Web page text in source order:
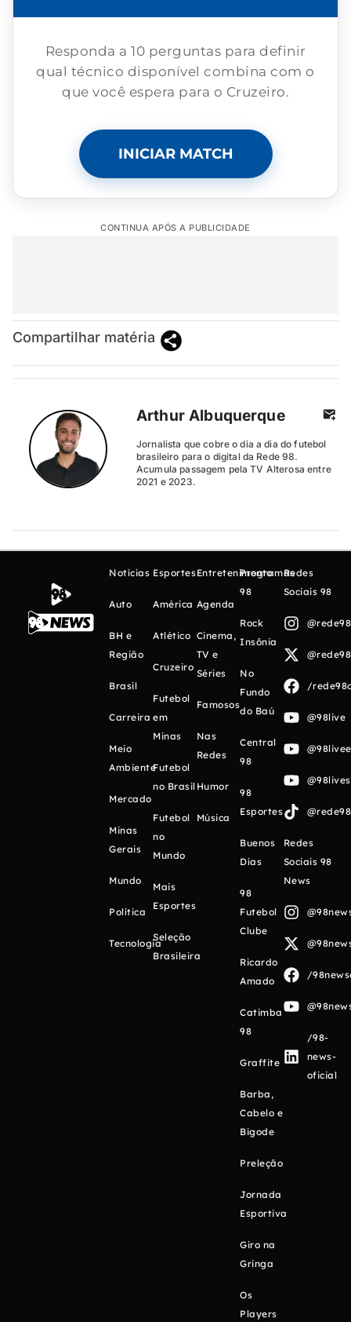
Responda a 10 perguntas para definir
qual técnico disponível combina com o
que você espera para o Cruzeiro.
INICIAR MATCH
CONTINUA APÓS A PUBLICIDADE
Compartilhar matéria
Arthur Albuquerque
Jornalista que cobre o dia a dia do futebol
brasileiro para o digital da Rede 98.
Acumula passagem pela TV Alterosa entre
2021 e 2023.
Notícias
Auto
BH e
Região
Brasil
Carreira
Meio
Ambiente
Mercado
Minas
Gerais
Mundo
Política
Tecnologia
Esportes
América
Atlético
Cruzeiro
Futebol
em
Minas
Futebol
no Brasil
Futebol
no
Mundo
Mais
Esportes
Seleção
Brasileira
Entretenimento
Agenda
Cinema,
TV e
Séries
Famosos
Nas
Redes
Humor
Música
Programas
98
Rock
Insônia
No
Fundo
do Baú
Central
98
98
Esportes
Buenos
Días
98
Futebol
Clube
Ricardo
Amado
Catimba
98
Graffite
Barba,
Cabelo e
Bigode
Preleção
Jornada
Esportiva
Giro na
Gringa
Os
Players
Redes
Sociais 98
/
@98live
Redes
Sociais 98
News
/
/98-
news-
oficial